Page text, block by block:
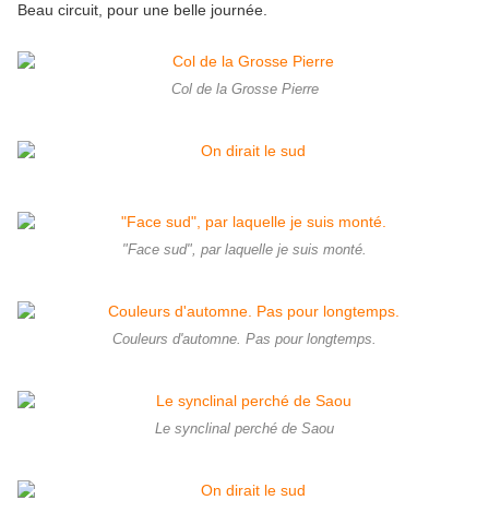
Beau circuit, pour une belle journée.
Col de la Grosse Pierre
"Face sud", par laquelle je suis monté.
Couleurs d'automne. Pas pour longtemps.
Le synclinal perché de Saou